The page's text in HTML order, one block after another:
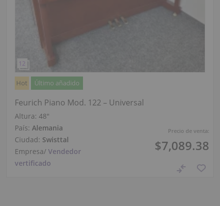
Precio de venta:
$7,089.38
Hot Último añadido
Feurich Piano Mod. 122 – Universal
Altura: 48″
País: Alemania
Ciudad: Swisttal
Empresa/ Vendedor
vertificado